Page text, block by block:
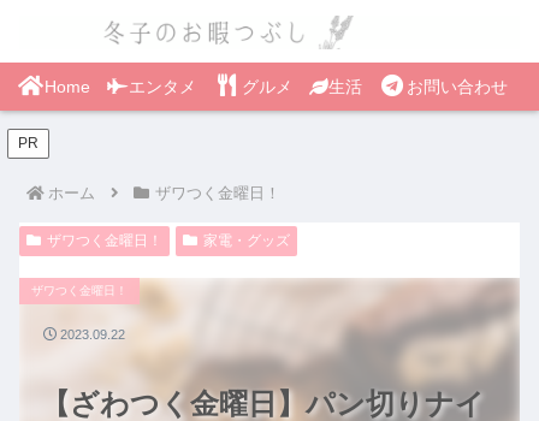
Home エンタメ グルメ 生活 お問い合わせ
PR
ホーム ザワつく金曜日！
ザワつく金曜日！ 家電・グッズ
【ざわつく金曜日】パン切りナイ
ザワつく金曜日！
2023.09.22